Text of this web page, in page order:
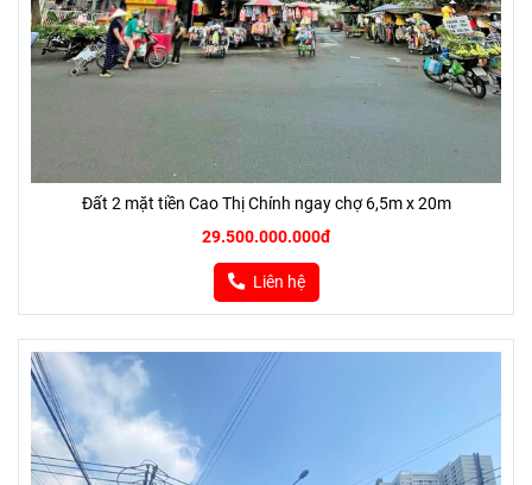
Đất 2 mặt tiền Cao Thị Chính ngay chợ 6,5m x 20m
29.500.000.000đ
Liên hệ